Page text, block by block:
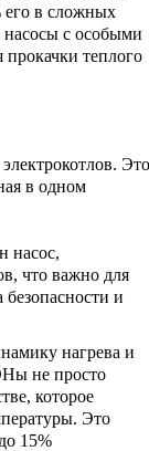
его в сложных
насосы с особыми
прокачки теплого
Это
в одном
насос,
что важно для
и
нагрева и
не просто
которое
Это
15%